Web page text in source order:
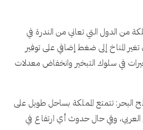
من الدول التي تعاني من الندرة في
تغير المناخ إلى ضغط إضافي على توفير
في سلوك التبخير وانخفاض معدلات
تتمتع المملكة بساحل طويل على
العربي، وفي حال حدوث أي ارتفاع في